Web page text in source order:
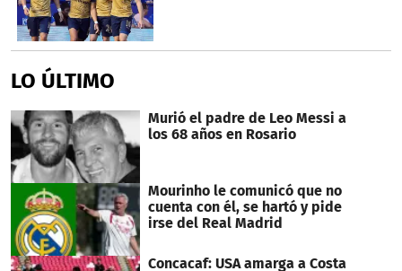
LO ÚLTIMO
Murió el padre de Leo Messi a
los 68 años en Rosario
Mourinho le comunicó que no
cuenta con él, se hartó y pide
irse del Real Madrid
Concacaf: USA amarga a Costa